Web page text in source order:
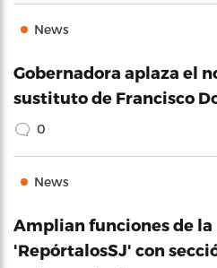
News
Gobernadora aplaza el
sustituto de Francisco
0
News
Amplian funciones de
'RepórtalosSJ' con